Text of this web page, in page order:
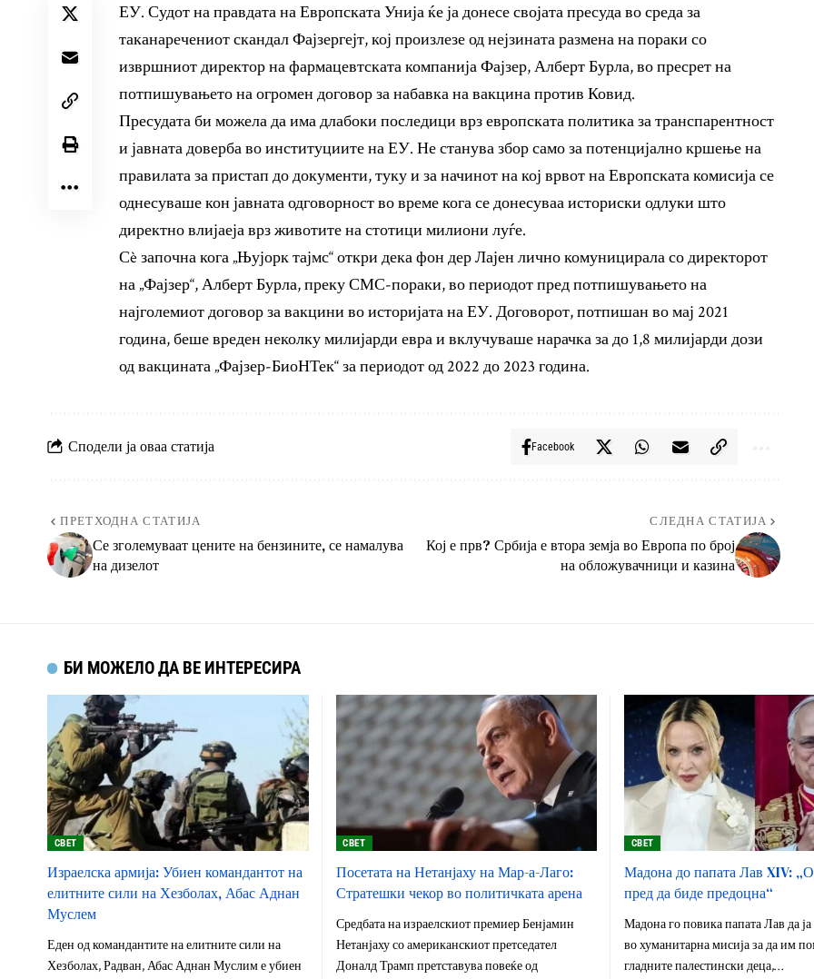
ЕУ. Судот на правдата на Европската Унија ќе ја донесе својата пресуда во среда за
таканаречениот скандал Фајзергејт, кој произлезе од нејзината размена на пораки со
извршниот директор на фармацевтската компанија Фајзер, Алберт Бурла, во пресрет на
потпишувањето на огромен договор за набавка на вакцина против Ковид.
Пресудата би можела да има длабоки последици врз европската политика за транспарентност
и јавната доверба во институциите на ЕУ. Не станува збор само за потенцијално кршење на
правилата за пристап до документи, туку и за начинот на кој врвот на Европската комисија се
однесуваше кон јавната одговорност во време кога се донесуваа историски одлуки што
директно влијаеја врз животите на стотици милиони луѓе.
Сè започна кога „Њујорк тајмс“ откри дека фон дер Лајен лично комуницирала со директорот
на „Фајзер“, Алберт Бурла, преку СМС-пораки, во периодот пред потпишувањето на
најголемиот договор за вакцини во историјата на ЕУ. Договорот, потпишан во мај 2021
година, беше вреден неколку милијарди евра и вклучуваше нарачка за до 1,8 милијарди дози
од вакцината „Фајзер-БиоНТек“ за периодот од 2022 до 2023 година.
Сподели ја оваа статија Facebook
ПРЕТХОДНА СТАТИЈА
Се зголемуваат цените на бензините, се намалува
на дизелот
СЛЕДНА СТАТИЈА
Кој е прв? Србија е втора земја во Европа по број
на обложувачници и казина
БИ МОЖЕЛО ДА ВЕ ИНТЕРЕСИРА
СВЕТ
Израелска армија: Убиен командантот на
елитните сили на Хезболах, Абас Аднан
Муслем
Еден од командантите на елитните сили на
Хезболах, Радван, Абас Аднан Муслим е убиен
СВЕТ
Посетата на Нетанјаху на Мар-а-Лаго:
Стратешки чекор во политичката арена
Средбата на израелскиот премиер Бенјамин
Нетанјаху со американскиот претседател
Доналд Трамп претставува повеќе од
СВЕТ
Мадона до папата Лав XIV:
пред да биде предоцна“
Мадона го повика папата Лав да ја
во хуманитарна мисија за да им
гладните палестински деца,…